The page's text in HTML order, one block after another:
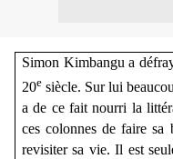
Simon Kimbangu a
20e siècle. Sur lui
a de ce fait nourri la
ces colonnes de faire sa
revisiter sa vie. Il est